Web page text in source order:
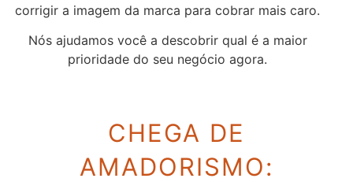
corrigir a imagem da marca para cobrar mais caro.
Nós ajudamos você a descobrir qual é a maior
prioridade do seu negócio agora.
CHEGA DE
AMADORISMO: